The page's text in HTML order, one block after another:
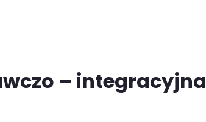
– integracyjna